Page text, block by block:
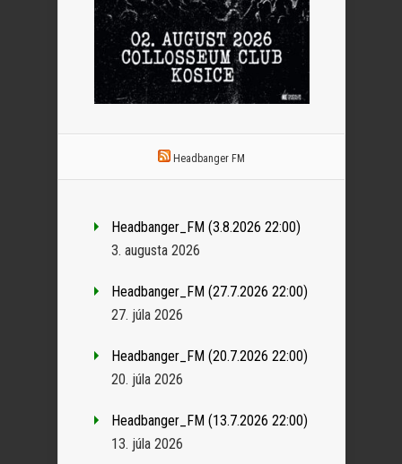
Headbanger FM
Headbanger_FM (3.8.2026 22:00)
3. augusta 2026
Headbanger_FM (27.7.2026 22:00)
27. júla 2026
Headbanger_FM (20.7.2026 22:00)
20. júla 2026
Headbanger_FM (13.7.2026 22:00)
13. júla 2026